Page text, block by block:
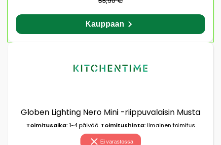
Kauppaan
Globen Lighting Nero Mini -riippuvalaisin Musta
Toimitusaika:1-4 päivää Toimitushinta:Ilmainen toimitus
Ei varastossa